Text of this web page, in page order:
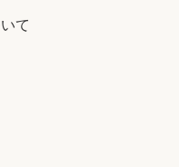
て